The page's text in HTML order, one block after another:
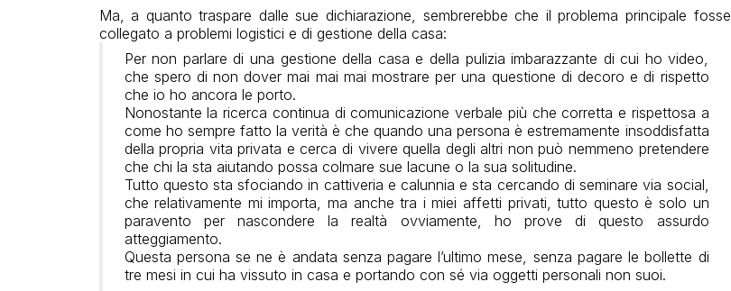
Ma, a quanto traspare dalle sue dichiarazione, sembrerebbe che il problema principale fosse
collegato a problemi logistici e di gestione della casa:
Per non parlare di una gestione della casa e della pulizia imbarazzante di cui ho video,
che spero di non dover mai mai mai mostrare per una questione di decoro e di rispetto
che io ho ancora le porto.
Nonostante la ricerca continua di comunicazione verbale più che corretta e rispettosa a
come ho sempre fatto la verità è che quando una persona è estremamente insoddisfatta
della propria vita privata e cerca di vivere quella degli altri non può nemmeno pretendere
che chi la sta aiutando possa colmare sue lacune o la sua solitudine.
Tutto questo sta sfociando in cattiveria e calunnia e sta cercando di seminare via social,
che relativamente mi importa, ma anche tra i miei affetti privati, tutto questo è solo un
paravento per nascondere la realtà ovviamente, ho prove di questo assurdo
atteggiamento.
Questa persona se ne è andata senza pagare l’ultimo mese, senza pagare le bollette di
tre mesi in cui ha vissuto in casa e portando con sé via oggetti personali non suoi.